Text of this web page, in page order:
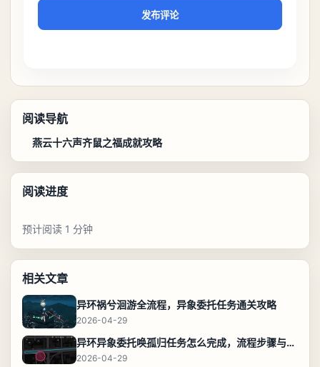
发布评论
阅读导航
燕云十六声齐鼠之福成就攻略
阅读进度
预计阅读 1 分钟
相关文章
异环祸兮洄游全流程，异象委托任务通关攻略
2026-04-29
异环异象委托唤孤归任务怎么完成，流程步骤与位置攻略
2026-04-29